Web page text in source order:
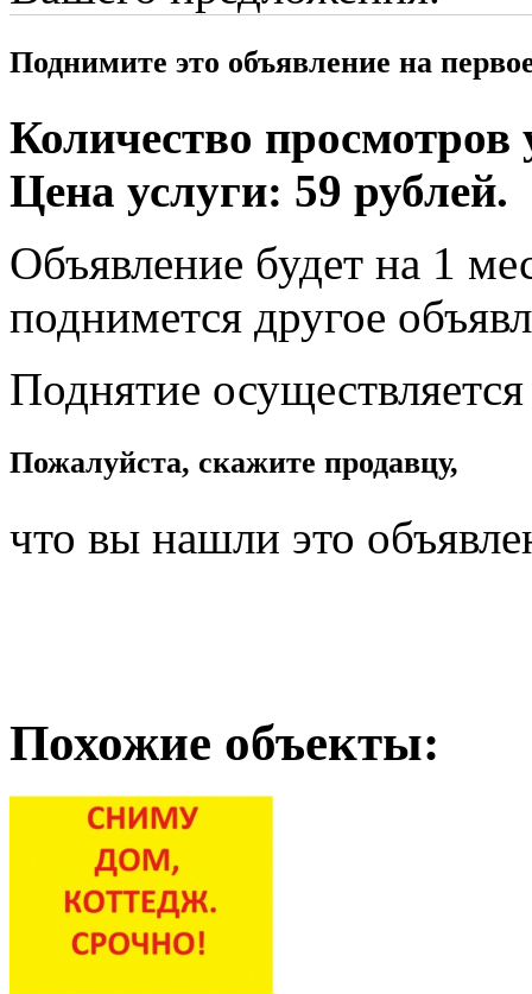
Поднимите это объявление на
Количество просмотров
Цена услуги: 59 рублей.
Объявление будет на 1
поднимется другое
Поднятие
Пожалуйста, скажите продавцу,
что вы нашли это
Похожие объекты: